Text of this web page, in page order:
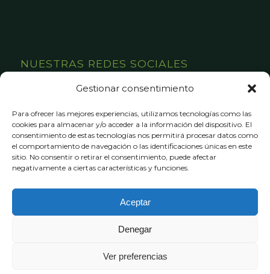
Gestionar consentimiento
Para ofrecer las mejores experiencias, utilizamos tecnologías como las
cookies para almacenar y/o acceder a la información del dispositivo. El
consentimiento de estas tecnologías nos permitirá procesar datos como
el comportamiento de navegación o las identificaciones únicas en este
sitio. No consentir o retirar el consentimiento, puede afectar
negativamente a ciertas características y funciones.
Aceptar
Denegar
Ver preferencias
NUESTRAS REDES SOCIALES
Política privacidad Política Cookies